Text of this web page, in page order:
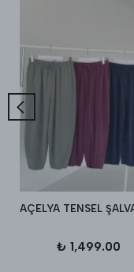
₺ 1,499.00